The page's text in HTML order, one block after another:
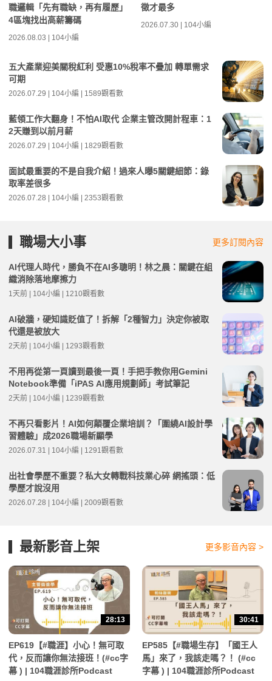
職邏輯「先有職缺，再有履歷」
4區塊找出高薪籌碼
2026.08.03 | 104小編
徵才最多
2026.07.30 | 104小編
五大產業迎美關稅紅利 受惠10%稅率不疊加 轉單需求
可期
2026.07.29 | 104小編 | 1589觀看數
藍領工作大翻身！不怕AI取代 企業主管改開計程車：1
2天賺到以前月薪
2026.07.29 | 104小編 | 1829觀看數
面試最重要的不是自我介紹！過來人曝5關鍵細節：錄
取率差很多
2026.07.28 | 104小編 | 2353觀看數
職場大小事 更多訂閱內容
AI代理人時代，勝負不在AI多聰明！林之晨：關鍵在組
織消除落地摩擦力
1天前 | 104小編 | 1210觀看數
AI破牆，硬知識貶值了！拆解「2種智力」決定你被取
代還是被放大
2天前 | 104小編 | 1293觀看數
不用再從第一頁讀到最後一頁！手把手教你用Gemini
Notebook準備「iPAS AI應用規劃師」考試筆記
2天前 | 104小編 | 1239觀看數
不再只看影片！AI如何顛覆企業培訓？「圍繞AI設計學
習體驗」成2026職場新顯學
2026.07.31 | 104小編 | 1291觀看數
出社會學歷不重要？私大女轉戰科技業心碎 網搖頭：低
學歷才說沒用
2026.07.28 | 104小編 | 2009觀看數
最新影音上架 更多影音內容 >
28:13
EP619【#職涯】小心！無可取
代，反而讓你無法接班！(#cc字
幕 ) | 104職涯診所Podcast
30:41
EP585【#職場生存】「國王人
馬」來了，我該走嗎？！ (#cc
字幕 ) | 104職涯診所Podcast